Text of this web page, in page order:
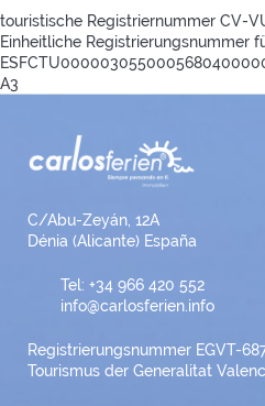
touristische Registriernummer CV-
Einheitliche Registrierungsnummer
A3
C/Abu-Zeyán, 12A
Dénia (Alicante) España
Tel: +34 966 420 552
info@carlosferien.info
Registrierungsnummer EGVT-
Tourismus der Generalitat